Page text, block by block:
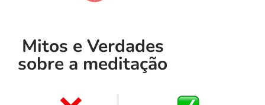
Mitos e Verdades
sobre a meditação